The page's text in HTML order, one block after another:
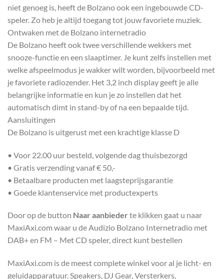
niet genoeg is, heeft de Bolzano ook een ingebouwde CD-
speler. Zo heb je altijd toegang tot jouw favoriete muziek.
Ontwaken met de Bolzano internetradio
De Bolzano heeft ook twee verschillende wekkers met
snooze-functie en een slaaptimer. Je kunt zelfs instellen met
welke afspeelmodus je wakker wilt worden, bijvoorbeeld met
je favoriete radiozender. Het 3,2 inch display geeft je alle
belangrijke informatie en kun je zo instellen dat het
automatisch dimt in stand-by of na een bepaalde tijd.
Aansluitingen
De Bolzano is uitgerust met een krachtige klasse D
• Voor 22.00 uur besteld, volgende dag thuisbezorgd
• Gratis verzending vanaf € 50,-
• Betaalbare producten met laagsteprijsgarantie
• Goede klantenservice met productexperts
Door op de button Naar aanbieder te klikken gaat u naar
MaxiAxi.com waar u de Audizio Bolzano Internetradio met
DAB+ en FM – Met CD speler, direct kunt bestellen
MaxiAxi.com is de meest complete winkel voor al je licht- en
geluidapparatuur. Speakers, DJ Gear, Versterkers,